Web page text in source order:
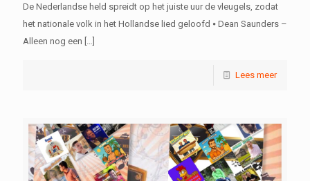
De Nederlandse held spreidt op het juiste uur de vleugels, zodat
het nationale volk in het Hollandse lied geloofd ⦁ Dean Saunders –
Alleen nog een […]
Lees meer